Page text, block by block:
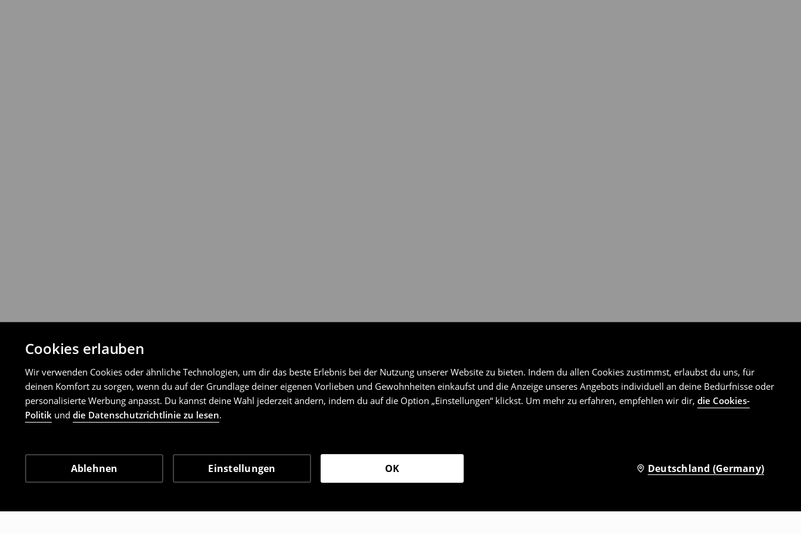
Cookies erlauben
Wir verwenden Cookies oder ähnliche Technologien, um dir das beste Erlebnis bei der Nutzung unserer Website zu bieten. Indem du allen Cookies zustimmst, erlaubst du uns, für
deinen Komfort zu sorgen, wenn du auf der Grundlage deiner eigenen Vorlieben und Gewohnheiten einkaufst und die Anzeige unseres Angebots individuell an deine Bedürfnisse oder
personalisierte Werbung anpasst. Du kannst deine Wahl jederzeit ändern, indem du auf die Option „Einstellungen“ klickst. Um mehr zu erfahren, empfehlen wir dir, die Cookies-
Politik und die Datenschutzrichtlinie zu lesen.
Ablehnen Einstellungen OK Deutschland (Germany)